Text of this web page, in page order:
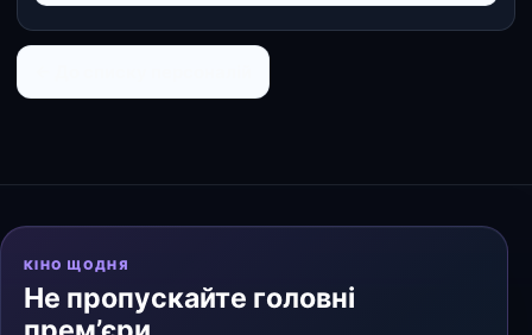
КІНО ЩОДНЯ
Не пропускайте головні